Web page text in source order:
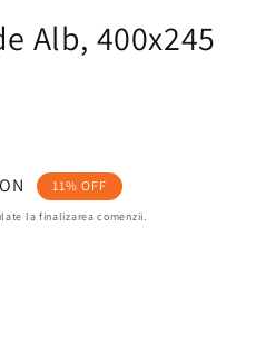
Alb, 400x245
11% OFF
la finalizarea comenzii.